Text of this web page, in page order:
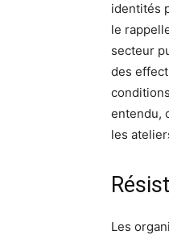
identités
le
secteur
des
entendu,
les
Les